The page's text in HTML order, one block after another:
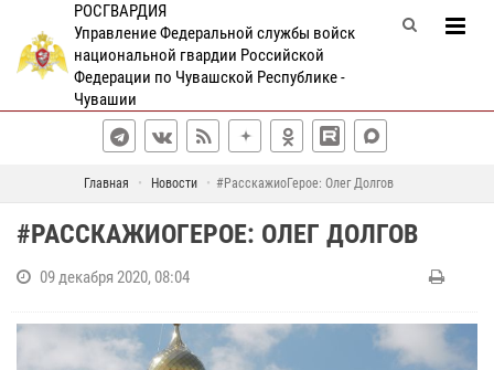
РОСГВАРДИЯ
Управление Федеральной службы войск
национальной гвардии Российской
Федерации по Чувашской Республике -
Чувашии
Главная Новости #РасскажиоГерое: Олег Долгов
#РАССКАЖИОГЕРОЕ: ОЛЕГ ДОЛГОВ
09 декабря 2020, 08:04